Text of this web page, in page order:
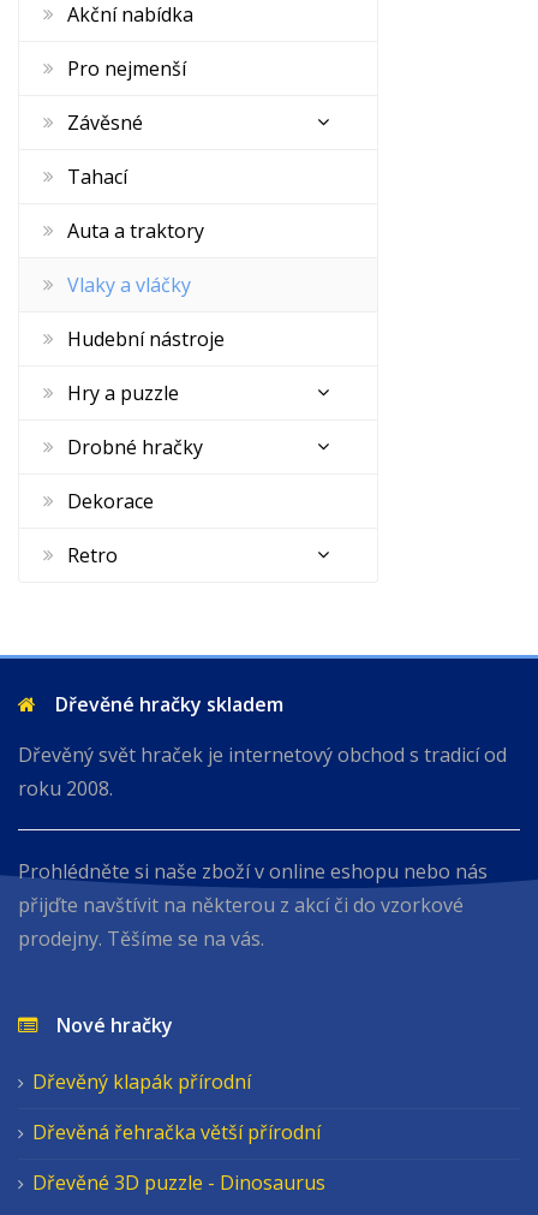
Akční nabídka
Pro nejmenší
Závěsné
Tahací
Auta a traktory
Vlaky a vláčky
Hudební nástroje
Hry a puzzle
Drobné hračky
Dekorace
Retro
Dřevěné hračky skladem
Dřevěný svět hraček je internetový obchod s tradicí od
roku 2008.
Prohlédněte si naše zboží v online eshopu nebo nás
přijďte navštívit na některou z akcí či do vzorkové
prodejny. Těšíme se na vás.
Nové hračky
Dřevěný klapák přírodní
Dřevěná řehračka větší přírodní
Dřevěné 3D puzzle - Dinosaurus